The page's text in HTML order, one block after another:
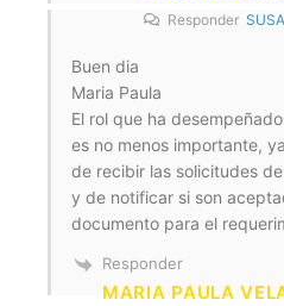
Responder
Buen dia
Maria Paula
El rol que ha
es no menos importante,
de recibir las solicitudes
y de notificar si son
documento para el
Responder
MARIA PAULA